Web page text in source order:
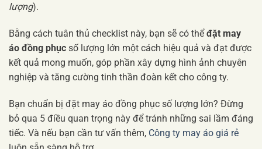
lượng).
Bằng cách tuân thủ checklist này, bạn sẽ có thểđặt may
áo đồng phục số lượng lớn một cách hiệu quả và đạt được
kết quả mong muốn, góp phần xây dựng hình ảnh chuyên
nghiệp và tăng cường tinh thần đoàn kết cho công ty.
Bạn chuẩn bị đặt may áo đồng phục số lượng lớn? Đừng
bỏ qua 5 điều quan trọng này để tránh những sai lầm đáng
tiếc. Và nếu bạn cần tư vấn thêm, Công ty may áo giá rẻ